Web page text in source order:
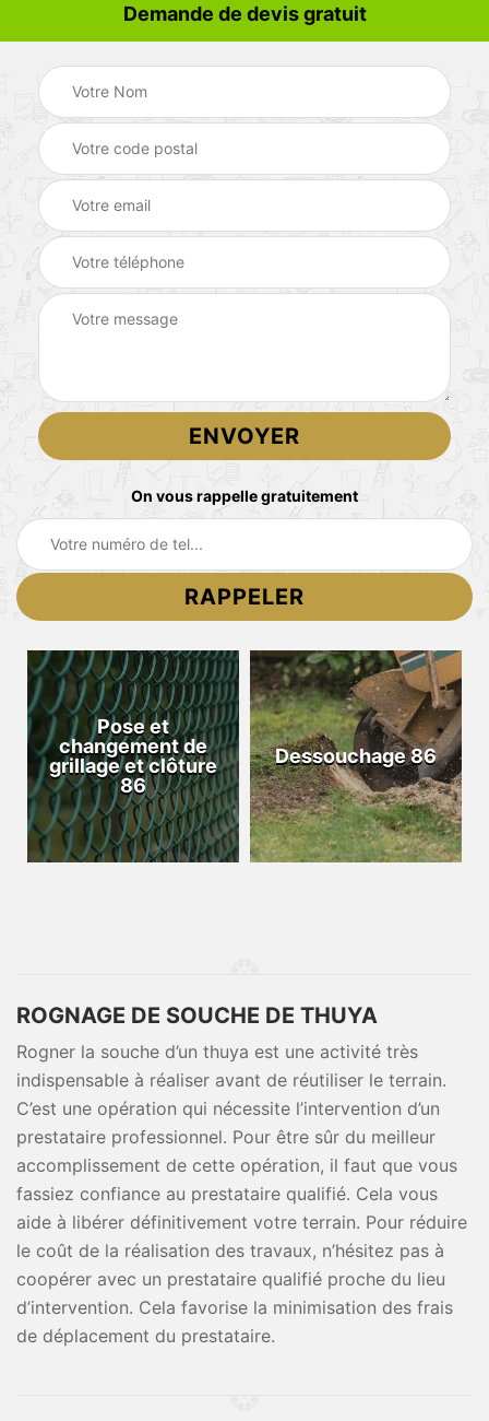
Demande de devis gratuit
On vous rappelle gratuitement
Pose et
changement de
grillage et clôture
86
Dessouchage 86
ROGNAGE DE SOUCHE DE THUYA
Rogner la souche d’un thuya est une activité très
indispensable à réaliser avant de réutiliser le terrain.
C’est une opération qui nécessite l’intervention d’un
prestataire professionnel. Pour être sûr du meilleur
accomplissement de cette opération, il faut que vous
fassiez confiance au prestataire qualifié. Cela vous
aide à libérer définitivement votre terrain. Pour réduire
le coût de la réalisation des travaux, n’hésitez pas à
coopérer avec un prestataire qualifié proche du lieu
d’intervention. Cela favorise la minimisation des frais
de déplacement du prestataire.